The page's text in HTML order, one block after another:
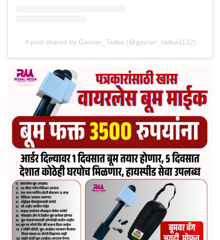
A post shared by Gavran_Tadka (@gavran_tadka1122)